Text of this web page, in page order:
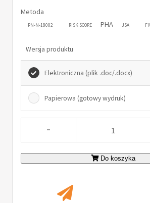
Metoda
PN-N-18002 RISK SCORE PHA JSA
Wersja produktu
Elektroniczna (plik .doc/.docx)
Papierowa (gotowy wydruk)
-
Do koszyka